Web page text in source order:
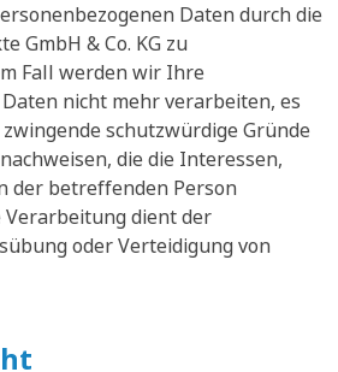
Daten durch die
GmbH & Co. KG zu
Fall werden wir Ihre
nicht mehr verarbeiten, es
schutzwürdige Gründe
die die Interessen,
der betreffenden Person
Verarbeitung dient der
oder Verteidigung von